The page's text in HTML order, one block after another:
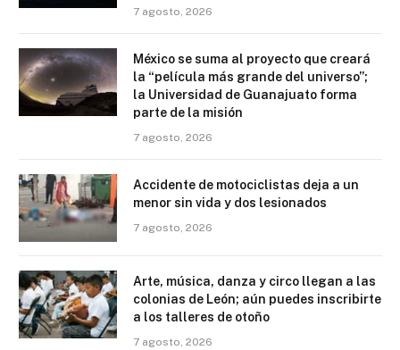
7 agosto, 2026
México se suma al proyecto que creará
la “película más grande del universo”;
la Universidad de Guanajuato forma
parte de la misión
7 agosto, 2026
Accidente de motociclistas deja a un
menor sin vida y dos lesionados
7 agosto, 2026
Arte, música, danza y circo llegan a las
colonias de León; aún puedes inscribirte
a los talleres de otoño
7 agosto, 2026